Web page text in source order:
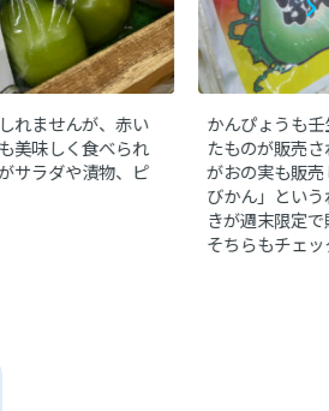
れませんが、赤い
美味しく食べられ
サラダや漬物、ピ
かんぴょうも
たものが販売
がおの実も販
びかん」とい
きが週末限定
そちらもチェ